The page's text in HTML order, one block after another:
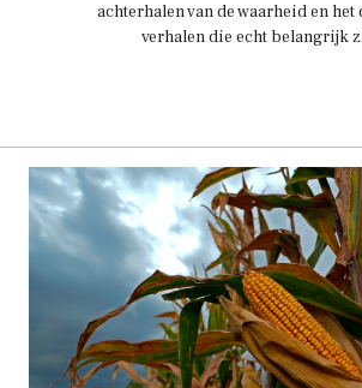
achterhalen van de waarheid en het
verhalen die echt belangrijk